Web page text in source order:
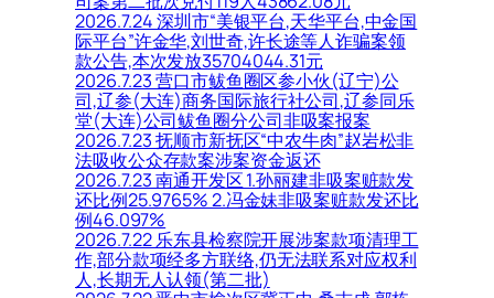
2026.7.24 深圳市“美银平台,天华平台,中金国
际平台”许金华,刘世奇,许长途等人诈骗案领
款公告,本次发放35704044.31元
2026.7.23 营口市鲅鱼圈区参小伙(辽宁)公
司,辽参(大连)商务国际旅行社公司,辽参同乐
堂(大连)公司鲅鱼圈分公司非吸案报案
2026.7.23 抚顺市新抚区“中农牛肉”赵岩松非
法吸收公众存款案涉案资金返还
2026.7.23 南通开发区 1.孙丽建非吸案赃款发
还比例25.9765% 2.冯金妹非吸案赃款发还比
例46.097%
2026.7.22 乐东县检察院开展涉案款项清理工
作,部分款项经多方联络,仍无法联系对应权利
人,长期无人认领(第二批)